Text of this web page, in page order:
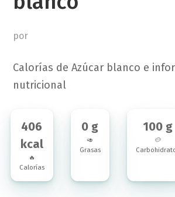
por
Calorías de Azúcar blanco e
nutricional
406
kcal
🔥
Calorías
0 g
🥑
Grasas
100 g
🥔